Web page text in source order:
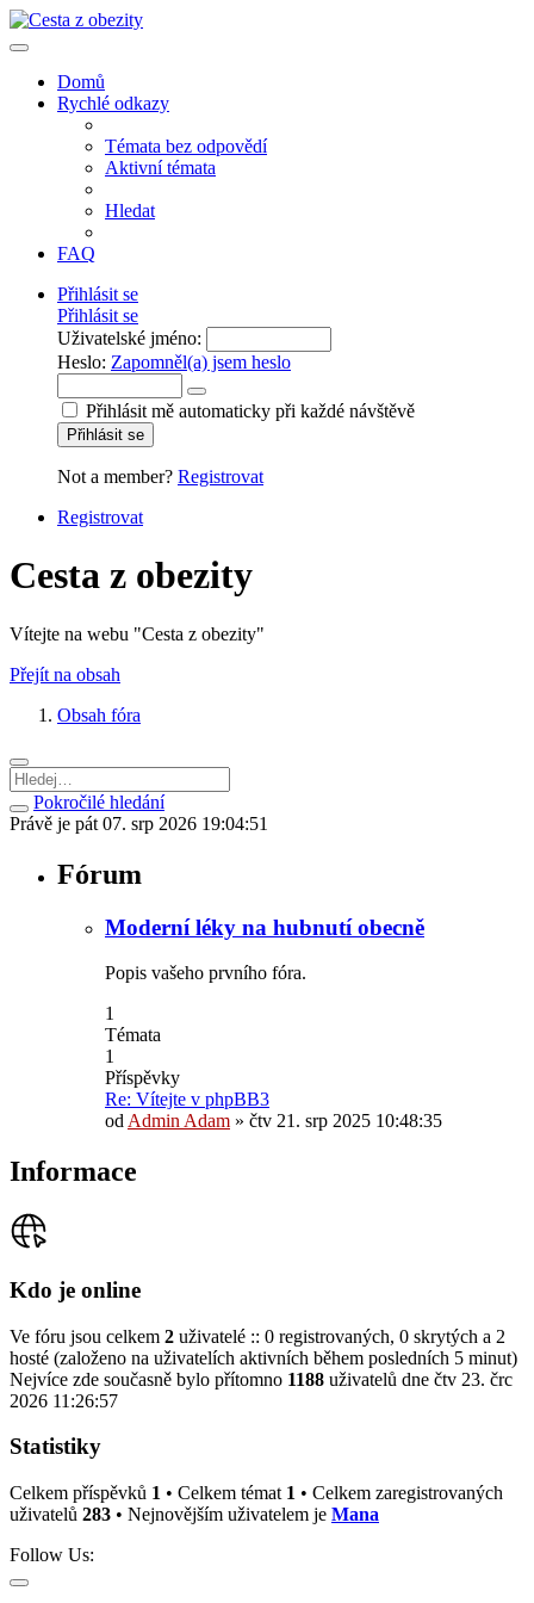
Domů
Rychlé odkazy
Témata bez odpovědí
Aktivní témata
Hledat
FAQ
Přihlásit se
Přihlásit se
Uživatelské jméno:
Heslo: Zapomněl(a) jsem heslo
Přihlásit mě automaticky při každé návštěvě
Přihlásit se
Not a member? Registrovat
Registrovat
Cesta z obezity
Vítejte na webu "Cesta z obezity"
Přejít na obsah
Obsah fóra
Pokročilé hledání
Právě je pát 07. srp 2026 19:04:51
Fórum
Moderní léky na hubnutí obecně
Popis vašeho prvního fóra.
1
Témata
1
Příspěvky
Re: Vítejte v phpBB3
odAdmin Adam » čtv 21. srp 2025 10:48:35
Informace
Kdo je online
Ve fóru jsou celkem 2 uživatelé :: 0 registrovaných, 0 skrytých a 2
hosté (založeno na uživatelích aktivních během posledních 5 minut)
Nejvíce zde současně bylo přítomno 1188 uživatelů dne čtv 23. črc
2026 11:26:57
Statistiky
Celkem příspěvků 1 • Celkem témat 1 • Celkem zaregistrovaných
uživatelů 283 • Nejnovějším uživatelem je Mana
Follow Us: